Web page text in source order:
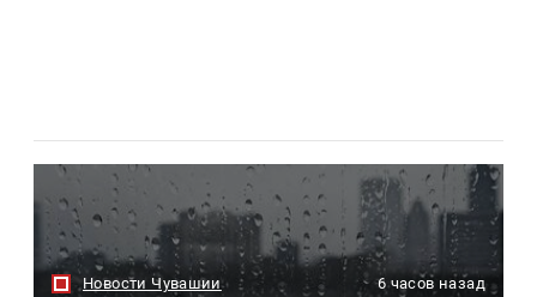
Новости Чувашии 6 часов назад